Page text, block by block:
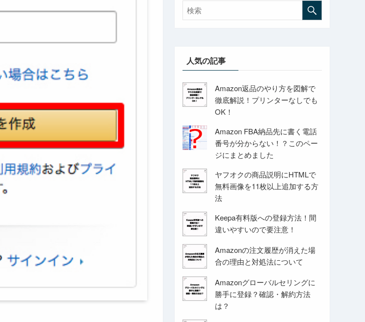
人気の記事
Amazon返品のやり方を図解で
徹底解説！プリンターなしでも
OK！
Amazon FBA納品先に書く電話
番号が分からない！？このペー
ジにまとめました
ヤフオクの商品説明にHTMLで
無料画像を11枚以上追加する方
法
Keepa有料版への登録方法！間
違いやすいので要注意！
Amazonの注文履歴が消えた場
合の理由と対処法について
Amazonグローバルセリングに
勝手に登録？確認・解約方法
は？